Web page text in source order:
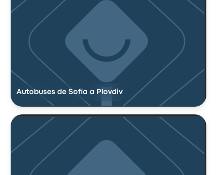
Autobuses de Sofía a Plovdiv